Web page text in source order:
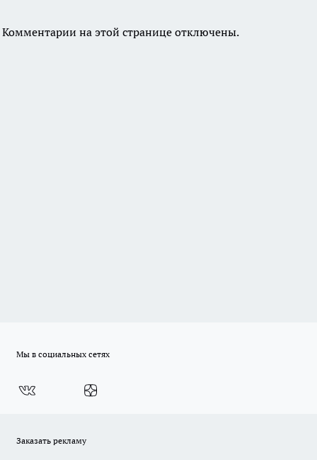
Комментарии на этой странице отключены.
Мы в социальных сетях
Заказать рекламу